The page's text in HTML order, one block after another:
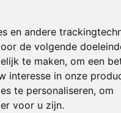
en andere
de volgende
te maken, om een
interesse in onze
te personaliseren, om
voor u zijn.